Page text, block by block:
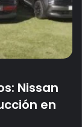
Nissan
en